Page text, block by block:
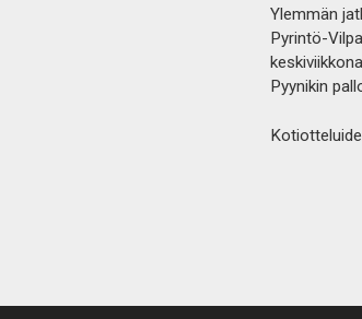
Ylemmän
Pyrintö-
Pyynikin